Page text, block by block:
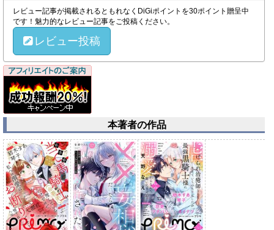
レビュー記事が掲載されるともれなくDiGiポイントを30ポイント贈呈中
です！魅力的なレビュー記事をご投稿ください。
レビュー投稿
本著者の作品